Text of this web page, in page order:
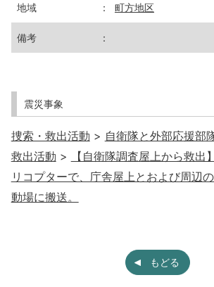
地域 ： 町方地区
備考 ：
震災事象
捜索・救出活動 > 自衛隊と外部応援部
救出活動 >
【自衛隊調査屋上から救出
リコプターで、庁舎屋上とおよび周辺
動場に搬送。
もどる